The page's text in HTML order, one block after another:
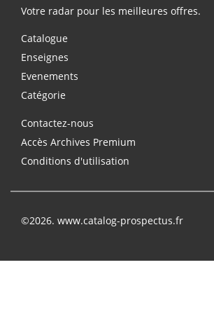
Votre radar pour les meilleures offres.
Catalogue
Enseignes
Evenements
Catégorie
Contactez-nous
Accès Archives Premium
Conditions d'utilisation
©2026. www.catalog-prospectus.fr